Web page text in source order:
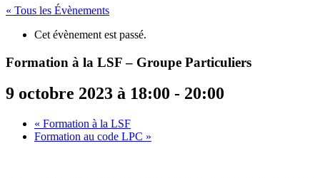
« Tous les Évènements
Cet évènement est passé.
Formation à la LSF – Groupe Particuliers
9 octobre 2023 à 18:00 - 20:00
« Formation à la LSF
Formation au code LPC »